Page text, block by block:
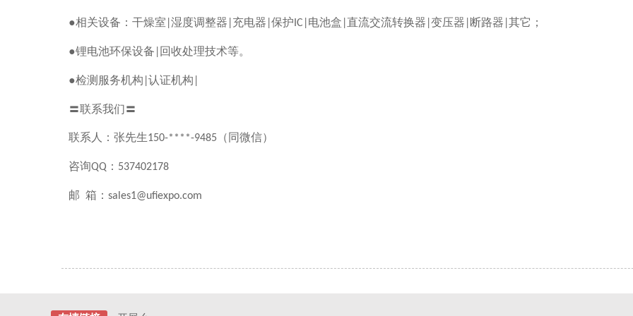
●相关设备：干燥室 湿度调整器 充电器 保护 IC| 电池盒 直流交流转换器 变压器 断路器 其它；
●锂电池环保设备 回收处理技术等。
●检测服务机构 认证机构
〓联系我们〓
联系人：张先生150-****-9485 （同微信）
咨询QQ ： 537402178
邮 箱： sales1@ufiexpo.com